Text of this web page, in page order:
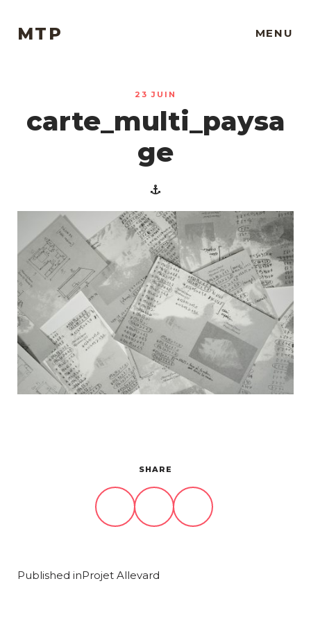
MTP MENU
Projets
À propos
23 JUIN
carte_multi_paysa
ge
SHARE
Published inProjet Allevard